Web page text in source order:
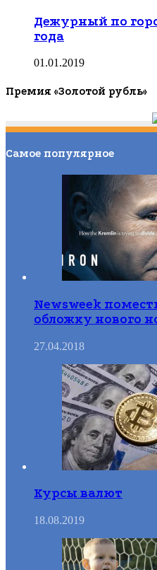
Дежурный по
года
01.01.2019
Премия «Золотой рубль»
Самое популярное
Newsweek
обложку нового
27.04.2018
Курсы валют
18.08.2019